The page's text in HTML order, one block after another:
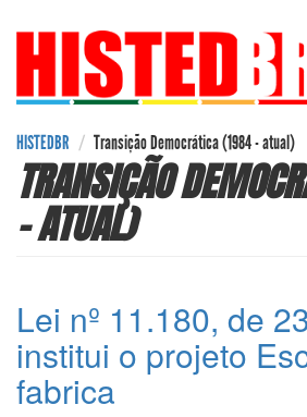
Pular
conteúdo
HISTEDBR Transição Democrática (1984 - atual)
TRANSIÇÃO
- ATUAL)
Lei nº 11.180, de
institui o projeto
fabrica